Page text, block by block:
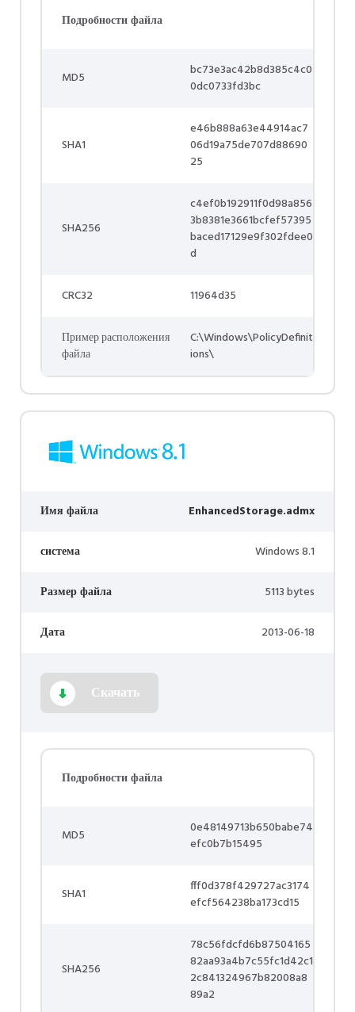
Подробности файла
MD5
bc73e3ac42b8d385c4c0
0dc0733fd3bc
SHA1
e46b888a63e44914ac7
06d19a75de707d88690
25
SHA256
c4ef0b192911f0d98a856
3b8381e3661bcfef57395
baced17129e9f302fdee0
d
CRC32 11964d35
Пример расположения
файла
C:\Windows\PolicyDefinit
ions\
Имя файла EnhancedStorage.admx
система Windows 8.1
Размер файла 5113 bytes
Дата 2013-06-18
Скачать
Подробности файла
MD5
0e48149713b650babe74
efc0b7b15495
SHA1
fff0d378f429727ac3174
efcf564238ba173cd15
SHA256
78c56fdcfd6b87504165
82aa93a4b7c55fc1d42c1
2c841324967b82008a8
89a2